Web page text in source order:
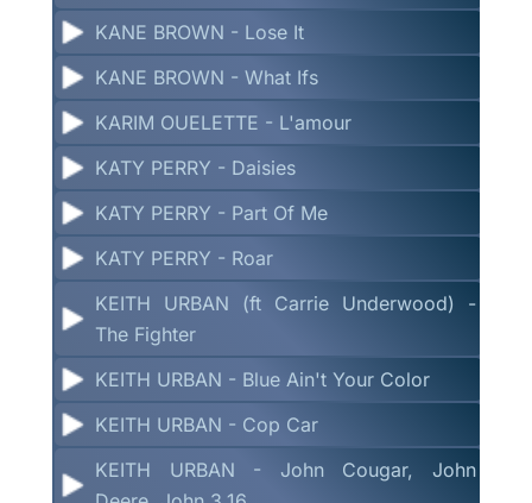
KANE BROWN - Lose It
KANE BROWN - What Ifs
KARIM OUELETTE - L'amour
KATY PERRY - Daisies
KATY PERRY - Part Of Me
KATY PERRY - Roar
KEITH URBAN (ft Carrie Underwood) -
The Fighter
KEITH URBAN - Blue Ain't Your Color
KEITH URBAN - Cop Car
KEITH URBAN - John Cougar, John